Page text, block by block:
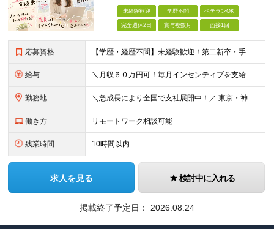
未経験歓迎 学歴不問 ベテランOK
完全週休2日 賞与複数月 面接1回
応募資格 【学歴・経歴不問】未経験歓迎！第⼆新卒・⼿に職をつけたい・新たな挑戦者⼤歓迎！⼈柄・意欲重視の採⽤♪ ＼これまでの経験・スキルは⼀切不問／ 新たな⼀歩を全⼒で応援します！ ★経歴・学歴不問 ★未経
給与 ＼⽉収６０万円可！毎⽉インセンティブを⽀給／ ⽉給３０万円〜+ダブルインセンティブ（個⼈+⽀店達成率に応じて） ※営業⼿当含む ▼下記固定残業代を含みます ・関東圏：5万8000円〜（⽉36h分）＋
勤務地 ＼急成⻑により全国で⽀社展開中！／ 東京・神奈川・埼⽟・千葉・⼤阪・名古屋・神⼾・新潟・⾦沢・京都・広島・福岡などで募集中！ ★東京、⼤阪、名古屋、福岡は急募のため、特に選考優遇します★ ◎勤務地は
働き方 リモートワーク相談可能
残業時間 10時間以内
求人を見る 検討中に入れる
掲載終了予定日： 2026.08.24